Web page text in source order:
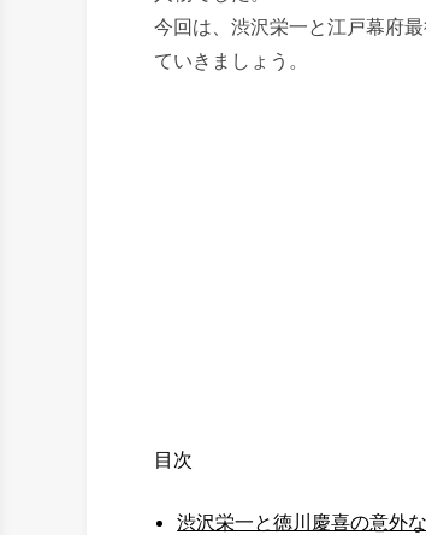
今回は、渋沢栄一と江戸幕府
ていきましょう。
目次
渋沢栄一と徳川慶喜の意外